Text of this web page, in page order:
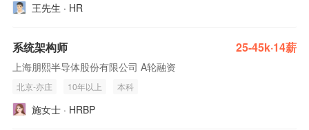
王先生 · HR
系统架构师 25-45k·14薪
上海朋熙半导体股份有限公司 A轮融资
北京-亦庄 10年以上 本科
施女士 · HRBP